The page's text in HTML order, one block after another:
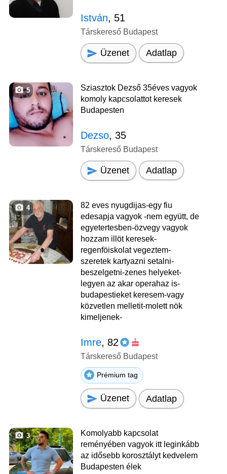
István, 51
Társkereső Budapest
Üzenet Adatlap
5
Sziasztok Dezső 35éves vagyok
komoly kapcsolattot keresek
Budapesten
Dezso, 35
Társkereső Budapest
Üzenet Adatlap
4
82 eves nyugdijas-egy fiu
edesapja vagyok -nem együtt, de
egyetertesben-özvegy vagyok
hozzam illöt keresek-
regenföiskolat vegeztem-
szeretek kartyazni setalni-
beszelgetni-zenes helyeket-
legyen az akar operahaz is-
budapestieket keresem-vagy
közvetlen melletit-molett nök
kimeljenek-
Imre, 82
Társkereső Budapest
Prémium tag
Üzenet Adatlap
3
Komolyabb kapcsolat
reményében vagyok itt leginkább
az idősebb korosztályt kedvelem
Budapesten élek